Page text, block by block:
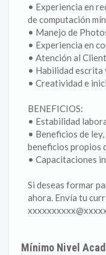
• Experiencia en
de computación
• Manejo de
• Experiencia en
• Atención al
• Habilidad escrita
• Creatividad e
BENEFICIOS:
• Estabilidad
• Beneficios de
beneficios propios
• Capacitaciones
Si deseas formar
ahora. Envía tu
Mínimo Nivel